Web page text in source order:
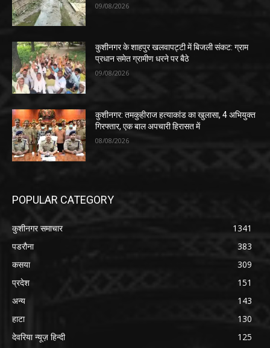
09/08/2026
कुशीनगर के शाहपुर खलवापट्टी में बिजली संकट: ग्राम
प्रधान समेत ग्रामीण धरने पर बैठे
09/08/2026
कुशीनगर: तमकुहीराज हत्याकांड का खुलासा, 4 अभियुक्त
गिरफ्तार, एक बाल अपचारी हिरासत में
08/08/2026
POPULAR CATEGORY
कुशीनगर समाचार
1341
पडरौना
383
कसया
309
प्रदेश
151
अन्य
143
हाटा
130
देवरिया न्यूज़ हिन्दी
125